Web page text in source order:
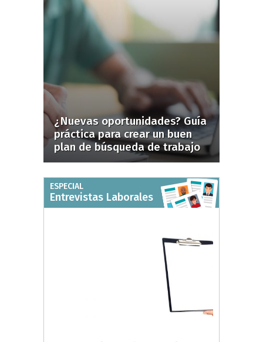
¿Nuevas oportunidades? Guía
práctica para crear un buen
plan de búsqueda de trabajo
ESPECIAL
Entrevistas Laborales